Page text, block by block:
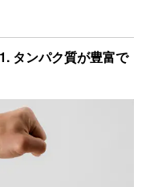
タンパク質が豊富で